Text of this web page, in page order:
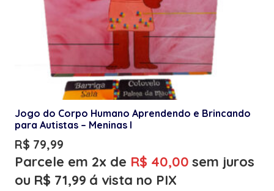
Jogo do Corpo Humano Aprendendo e Brincando
para Autistas – Meninas I
R$ 79,99
Parcele em 2x de R$ 40,00 sem juros
ou R$ 71,99 á vista no PIX